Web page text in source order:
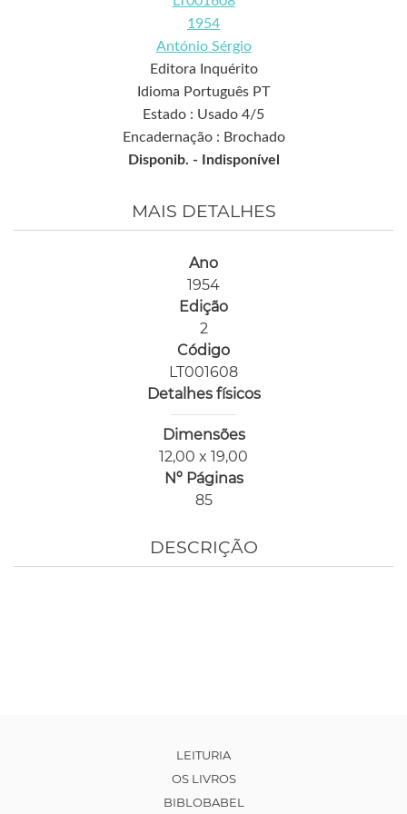
1954
António Sérgio
Editora Inquérito
Idioma Português PT
Estado : Usado 4/5
Encadernação : Brochado
Disponib. -
Indisponível
MAIS DETALHES
Ano
1954
Edição
2
Código
LT001608
Detalhes físicos
Dimensões
12,00 x 19,00
Nº Páginas
85
DESCRIÇÃO
LEITURIA
OS LIVROS
BIBLOBABEL